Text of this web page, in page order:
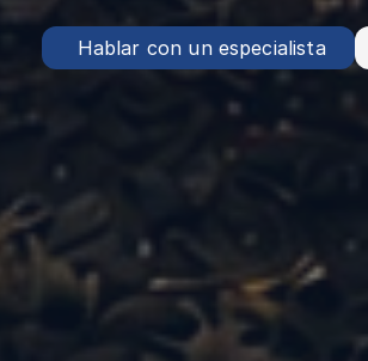
Hablar con un especialista